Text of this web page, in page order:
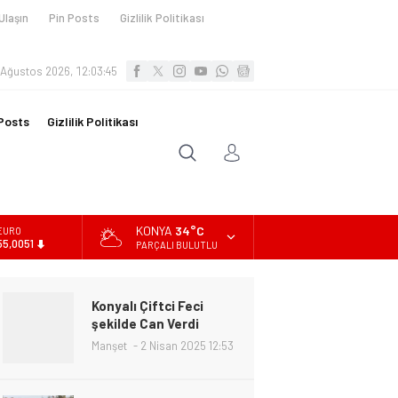
Pin Posts
Gizlilik Politikası
2026, 12:03:47
Gizlilik Politikası
KONYA 34°C
PARÇALI BULUTLU
Konyalı Çiftci Feci
şekilde Can Verdi
Manşet 2 Nisan 2025 12:53